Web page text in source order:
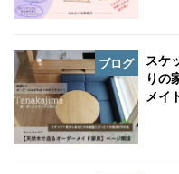
ブログ
スケ
りの
メイ